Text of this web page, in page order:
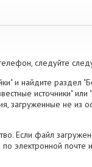
следуйте
и найдите раздел
источники" или
загруженные не из
Если файл
электронной почте